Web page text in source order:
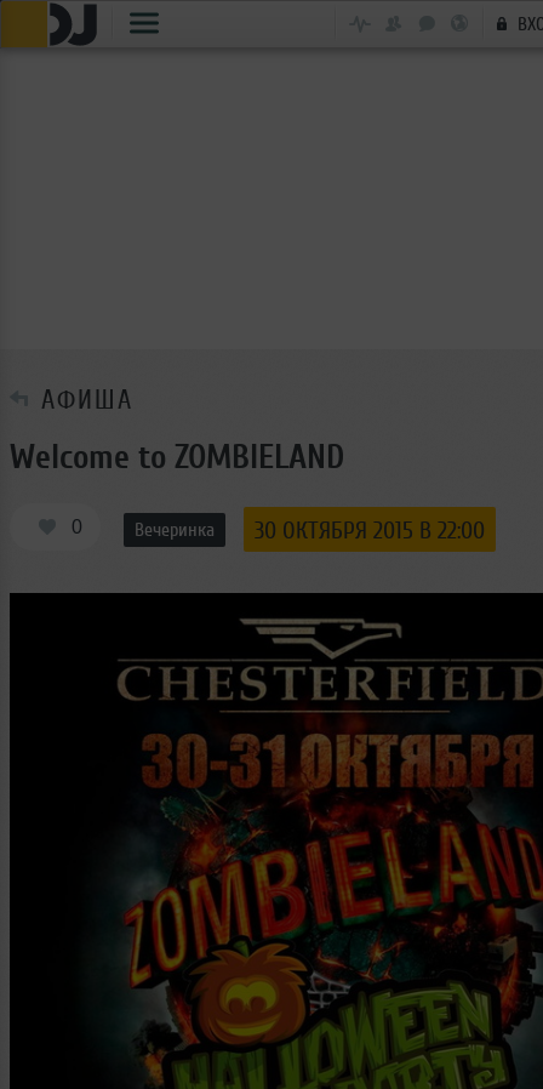
АФИША
Welcome to ZOMBIELAND
0 Вечеринка 30 ОКТЯБРЯ 2015 В 22:00